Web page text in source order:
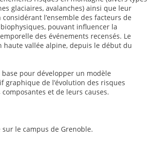
glaciaires, avalanches) ainsi que leur
l’ensemble des facteurs de
pouvant influencer la
des événements recensés. Le
haute vallée alpine, depuis le début du
pour développer un modèle
graphique de l’évolution des risques
et de leurs causes.
sur le campus de Grenoble.